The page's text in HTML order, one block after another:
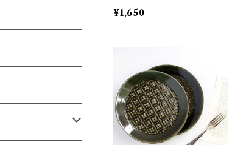
¥1,650